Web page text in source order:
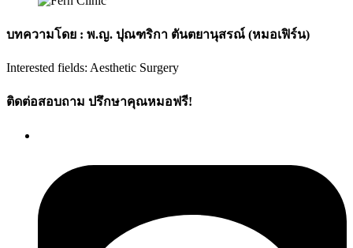
บทความโดย : พ.ญ. ปุณฑริกา ตันตยานุสรณ์ (หมอเฟิร์น)
Interested fields: Aesthetic Surgery
ติดต่อสอบถาม ปรึกษาคุณหมอฟรี!